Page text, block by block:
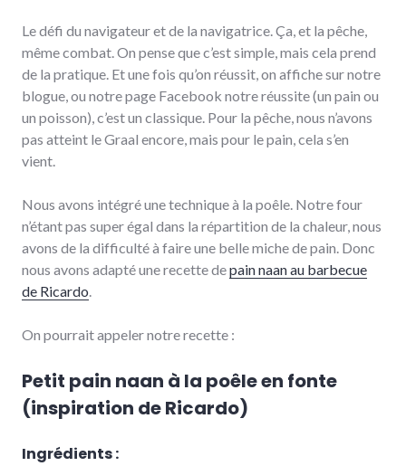
Le défi du navigateur et de la navigatrice. Ça, et la pêche,
même combat. On pense que c’est simple, mais cela prend
de la pratique. Et une fois qu’on réussit, on affiche sur notre
blogue, ou notre page Facebook notre réussite (un pain ou
un poisson), c’est un classique. Pour la pêche, nous n’avons
pas atteint le Graal encore, mais pour le pain, cela s’en
vient.
Nous avons intégré une technique à la poêle. Notre four
n’étant pas super égal dans la répartition de la chaleur, nous
avons de la difficulté à faire une belle miche de pain. Donc
nous avons adapté une recette depain naan au barbecue
de Ricardo.
On pourrait appeler notre recette :
Petit pain naan à la poêle en fonte
(inspiration de Ricardo)
Ingrédients :